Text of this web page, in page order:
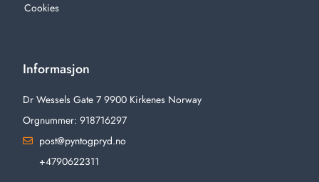
Cookies
Informasjon
Dr Wessels Gate 7 9900 Kirkenes Norway
Orgnummer: 918716297
post@pyntogpryd.no
+4790622311